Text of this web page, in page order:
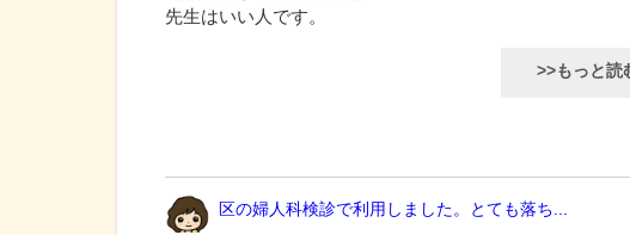
先生はいい人です。
>>もっと読
区の婦人科検診で利用しました。とても落ち...